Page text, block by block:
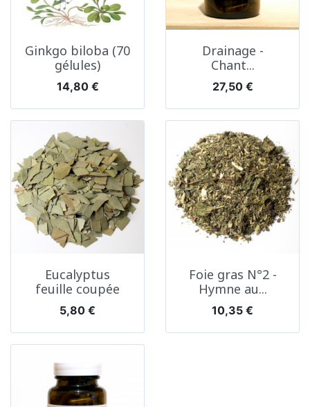
Ginkgo biloba (70
gélules)
Prix
14,80 €
Drainage -
Chant...
Prix
27,50 €
Eucalyptus
feuille coupée
Prix
5,80 €
Foie gras N°2 -
Hymne au...
Prix
10,35 €